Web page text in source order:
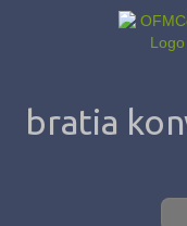
bratia